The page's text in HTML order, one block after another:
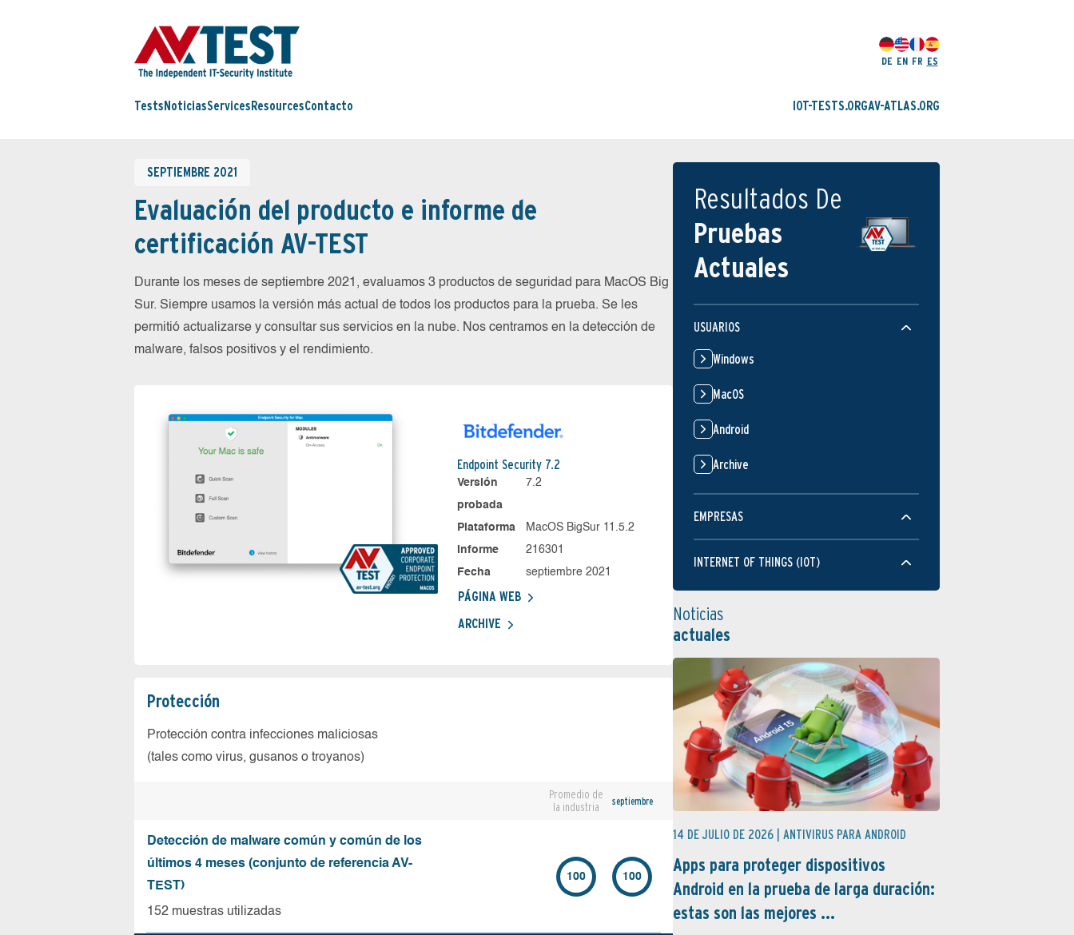
DE EN FR ES
Tests NoticiasServices ResourcesContacto IOT-TESTS.ORGAV-ATLAS.ORG
SEPTIEMBRE 2021
Evaluación del producto e informe de
certificación AV-TEST
Durante los meses de septiembre 2021, evaluamos 3 productos de seguridad para MacOS Big
Sur. Siempre usamos la versión más actual de todos los productos para la prueba. Se les
permitió actualizarse y consultar sus servicios en la nube. Nos centramos en la detección de
malware, falsos positivos y el rendimiento.
Endpoint Security 7.2
Versión
probada
7.2
Plataforma
MacOS BigSur 11.5.2
Informe
216301
Fecha
septiembre 2021
PÁGINA WEB
ARCHIVE
Protección
Protección contra infecciones maliciosas
(tales como virus, gusanos o troyanos)
Promedio de
la industria
septiembre
Detección de malware común y común de los
últimos 4 meses (conjunto de referencia AV-
TEST)
152 muestras utilizadas
100 100
Resultados De
Pruebas
Actuales
USUARIOS
Windows
MacOS
Android
Archive
EMPRESAS
INTERNET OF THINGS (IOT)
Noticias
actuales
14 DE JULIO DE 2026 | ANTIVIRUS PARA ANDROID
Apps para proteger dispositivos
Android en la prueba de larga duración:
estas son las mejores ...